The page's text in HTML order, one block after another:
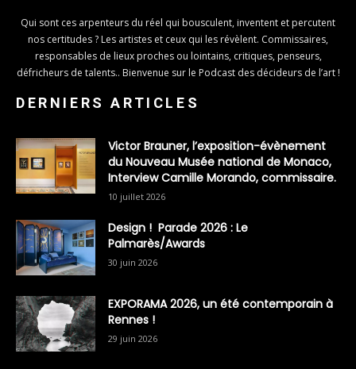
Qui sont ces arpenteurs du réel qui bousculent, inventent et percutent
nos certitudes ? Les artistes et ceux qui les révèlent. Commissaires,
responsables de lieux proches ou lointains, critiques, penseurs,
défricheurs de talents.. Bienvenue sur le Podcast des décideurs de l’art !
DERNIERS ARTICLES
Victor Brauner, l’exposition-évènement
du Nouveau Musée national de Monaco,
Interview Camille Morando, commissaire.
10 juillet 2026
Design ! Parade 2026 : Le
Palmarès/Awards
30 juin 2026
EXPORAMA 2026, un été contemporain à
Rennes !
29 juin 2026